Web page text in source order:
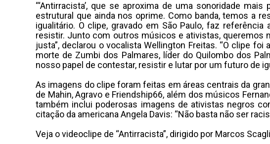
“‘Antirracista’, que se aproxima de uma sonoridade
estrutural que ainda nos oprime. Como banda, temos a
igualitário. O clipe, gravado em São Paulo, faz
resistir. Junto com outros músicos e ativistas, queremos
justa”, declarou o vocalista Wellington Freitas. “O clipe
morte de Zumbi dos Palmares, líder do Quilombo dos
nosso papel de contestar, resistir e lutar por um futuro de
As imagens do clipe foram feitas em áreas centrais da
de Mahin, Agravo e Friendship66, além dos músicos
também inclui poderosas imagens de ativistas negros
citação da americana Angela Davis: “Não basta não ser
Veja o videoclipe de “Antirracista”, dirigido por Marcos